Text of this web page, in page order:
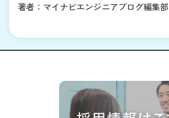
著者：マイナビエンジニアブログ編集部